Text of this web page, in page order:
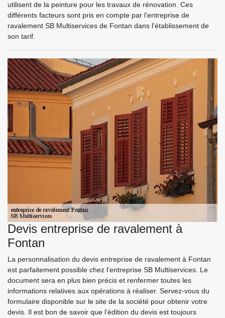
utilisent de la peinture pour les travaux de rénovation. Ces
différents facteurs sont pris en compte par l'entreprise de
ravalement SB Multiservices de Fontan dans l'établissement de
son tarif.
Devis entreprise de ravalement à
Fontan
La personnalisation du devis entreprise de ravalement à Fontan
est parfaitement possible chez l’entreprise SB Multiservices. Le
document sera en plus bien précis et renfermer toutes les
informations relatives aux opérations à réaliser. Servez-vous du
formulaire disponible sur le site de la société pour obtenir votre
devis. Il est bon de savoir que l’édition du devis est toujours